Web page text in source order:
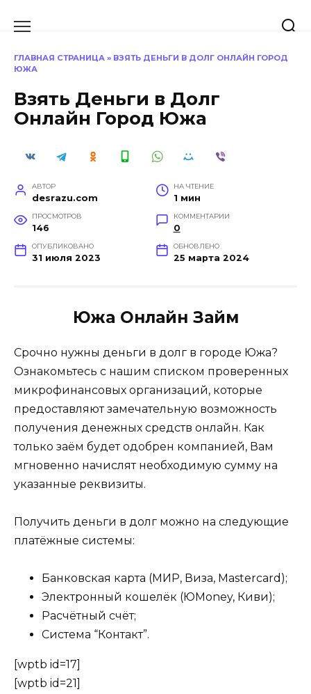
ГЛАВНАЯ СТРАНИЦА » ВЗЯТЬ ДЕНЬГИ В ДОЛГ ОНЛАЙН ГОРОД
ЮЖА
Взять Деньги в Долг
Онлайн Город Южа
АВТОР
desrazu.com
НА ЧТЕНИЕ
1 мин
ПРОСМОТРОВ
146
КОММЕНТАРИИ
0
ОПУБЛИКОВАНО
31 июля 2023
ОБНОВЛЕНО
25 марта 2024
Южа Онлайн Займ
Срочно нужны деньги в долг в городе Южа?
Ознакомьтесь с нашим списком проверенных
микрофинансовых организаций, которые
предоставляют замечательную возможность
получения денежных средств онлайн. Как
только заём будет одобрен компанией, Вам
мгновенно начислят необходимую сумму на
указанные реквизиты.
Получить деньги в долг можно на следующие
платёжные системы:
Банковская карта (МИР, Виза, Mastercard);
Электронный кошелёк (ЮMoney, Киви);
Расчётный счёт;
Система “Контакт”.
[wptb id=17]
[wptb id=21]